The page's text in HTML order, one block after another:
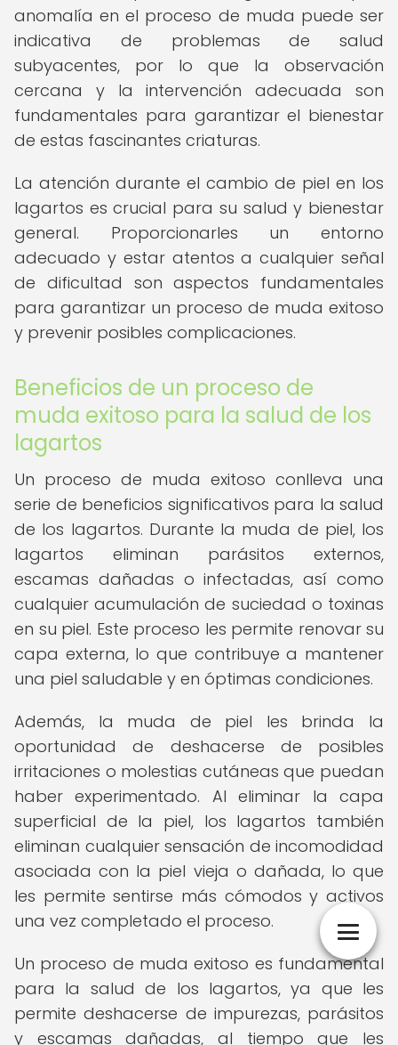
anomalía en el proceso de muda puede ser
indicativa de problemas de salud
subyacentes, por lo que la observación
cercana y la intervención adecuada son
fundamentales para garantizar el bienestar
de estas fascinantes criaturas.
La atención durante el cambio de piel en los
lagartos es crucial para su salud y bienestar
general. Proporcionarles un entorno
adecuado y estar atentos a cualquier señal
de dificultad son aspectos fundamentales
para garantizar un proceso de muda exitoso
y prevenir posibles complicaciones.
Beneficios de un proceso de
muda exitoso para la salud de los
lagartos
Un proceso de muda exitoso conlleva una
serie de beneficios significativos para la salud
de los lagartos. Durante la muda de piel, los
lagartos eliminan parásitos externos,
escamas dañadas o infectadas, así como
cualquier acumulación de suciedad o toxinas
en su piel. Este proceso les permite renovar su
capa externa, lo que contribuye a mantener
una piel saludable y en óptimas condiciones.
Además, la muda de piel les brinda la
oportunidad de deshacerse de posibles
irritaciones o molestias cutáneas que puedan
haber experimentado. Al eliminar la capa
superficial de la piel, los lagartos también
eliminan cualquier sensación de incomodidad
asociada con la piel vieja o dañada, lo que
les permite sentirse más cómodos y activos
una vez completado el proceso.
Un proceso de muda exitoso es fundamental
para la salud de los lagartos, ya que les
permite deshacerse de impurezas, parásitos
y escamas dañadas, al tiempo que les